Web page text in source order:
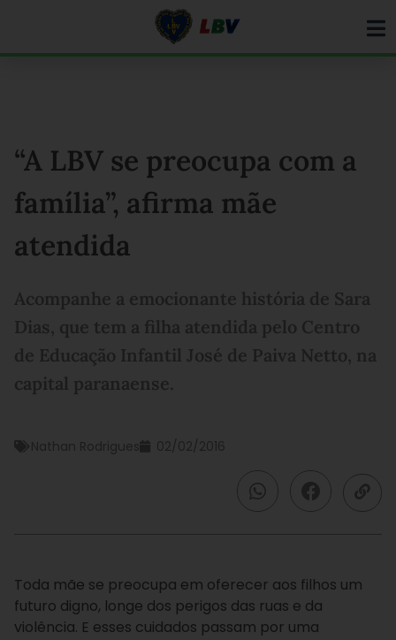
“A LBV se preocupa com a
família”, afirma mãe
atendida
Acompanhe a emocionante história de Sara
Dias, que tem a filha atendida pelo Centro
de Educação Infantil José de Paiva Netto, na
capital paranaense.
Nathan Rodrigues 02/02/2016
Toda mãe se preocupa em oferecer aos filhos um
futuro digno, longe dos perigos das ruas e da
violência. E esses cuidados passam por uma